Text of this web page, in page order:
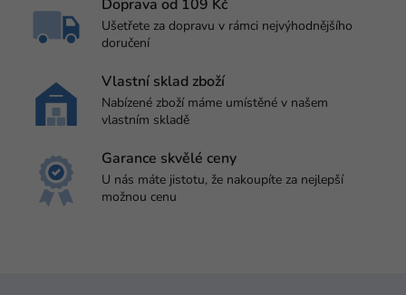
Doprava od 109 Kč
Ušetřete za dopravu v rámci nejvýhodnějšího
doručení
Vlastní sklad zboží
Nabízené zboží máme umístěné v našem
vlastním skladě
Garance skvělé ceny
U nás máte jistotu, že nakoupíte za nejlepší
možnou cenu